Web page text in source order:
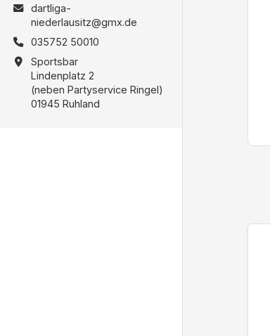
dartliga-
niederlausitz@gmx.de
035752 50010
Sportsbar
Lindenplatz 2
(neben Partyservice Ringel)
01945 Ruhland